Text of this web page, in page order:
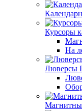
Курсоры
На
Люверсы